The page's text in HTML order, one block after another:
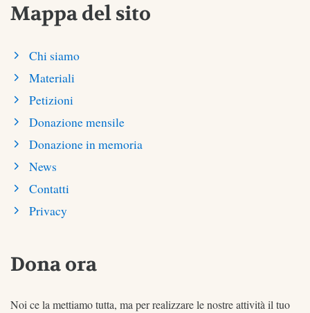
Mappa del sito
Chi siamo
Materiali
Petizioni
Donazione mensile
Donazione in memoria
News
Contatti
Privacy
Dona ora
Noi ce la mettiamo tutta, ma per realizzare le nostre attività il tuo